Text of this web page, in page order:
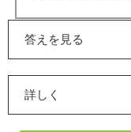
答えを見る
詳しく